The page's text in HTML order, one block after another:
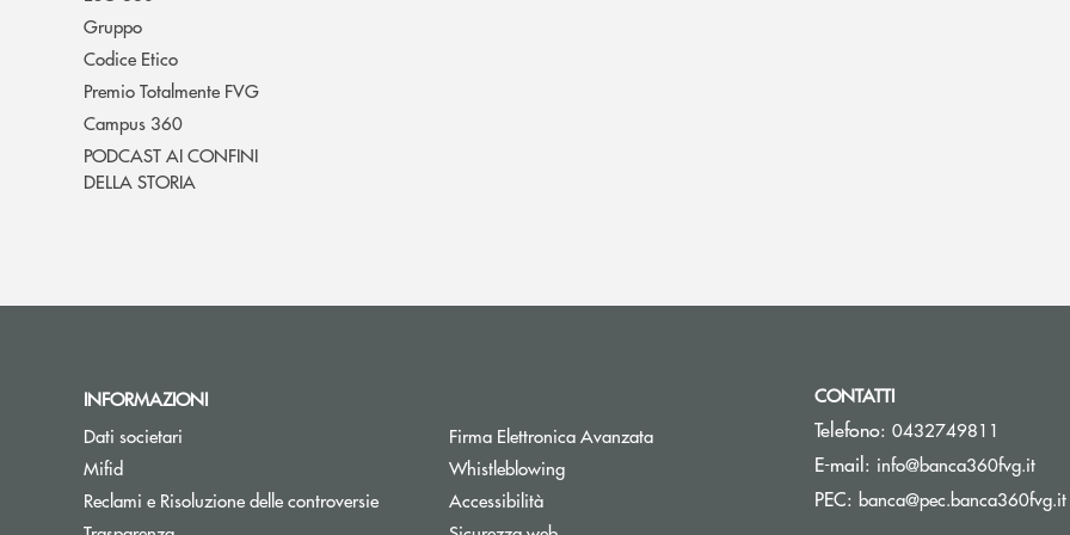
Gruppo
Codice Etico
Premio Totalmente FVG
Campus 360
PODCAST AI CONFINI
DELLA STORIA
INFORMAZIONI
Dati societari
Mifid
Reclami e Risoluzione delle controversie
Firma Elettronica Avanzata
WhistleblowingApre una nuova finestra
Accessibilità
CONTATTI
Telefono: 0432749811
E-mail: info@banca360fvg.it(si
PEC: banca@pec.banca360fvg.it